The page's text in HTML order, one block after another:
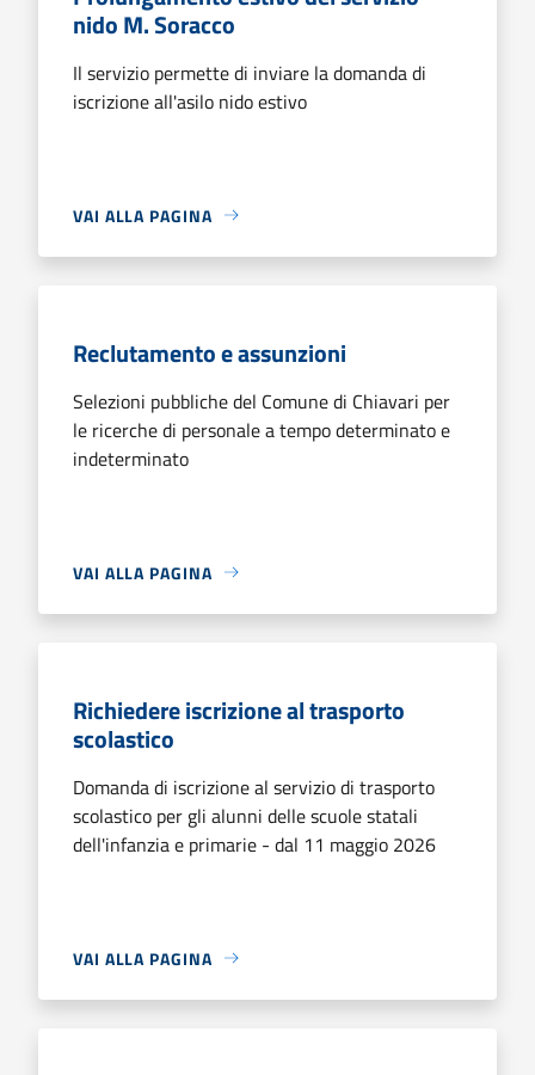
nido M. Soracco
Il servizio permette di inviare la domanda di
iscrizione all'asilo nido estivo
VAI ALLA PAGINA
Reclutamento e assunzioni
Selezioni pubbliche del Comune di Chiavari per
le ricerche di personale a tempo determinato e
indeterminato
VAI ALLA PAGINA
Richiedere iscrizione al trasporto
scolastico
Domanda di iscrizione al servizio di trasporto
scolastico per gli alunni delle scuole statali
dell'infanzia e primarie - dal 11 maggio 2026
VAI ALLA PAGINA